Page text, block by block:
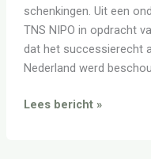
schenkingen. Uit een
TNS NIPO in opdracht
dat het successierecht
Nederland werd
Lees bericht »